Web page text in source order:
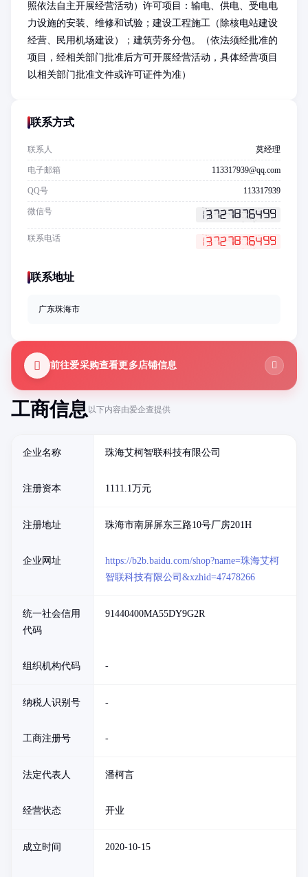
工商信息以下内容由爱企查提供
企业名称 珠海艾柯智联科技有限公司
注册资本 1111.1万元
注册地址 珠海市南屏屏东三路10号厂房201H
企业网址
https://b2b.baidu.com/shop?name=珠海艾柯
智联科技有限公司&xzhid=47478266
统一社会信用
代码
91440400MA55DY9G2R
组织机构代码 -
纳税人识别号 -
工商注册号 -
法定代表人 潘柯言
经营状态 开业
成立时间 2020-10-15
照依法自主开展经营活动）许可项目：输电、供电、受电电
力设施的安装、维修和试验；建设工程施工（除核电站建设
经营、民用机场建设）；建筑劳务分包。（依法须经批准的
项目，经相关部门批准后方可开展经营活动，具体经营项目
以相关部门批准文件或许可证件为准）
联系方式
联系人 莫经理
电子邮箱 113317939@qq.com
QQ号 113317939
微信号
联系电话
联系地址
广东珠海市
前往爱采购查看更多店铺信息